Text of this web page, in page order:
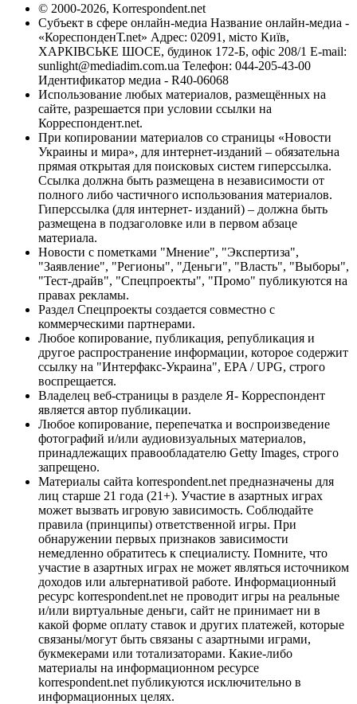
© 2000-2026, Korrespondent.net
Субъект в сфере онлайн-медиа Название онлайн-медиа -
«КореспонденТ.net» Адрес: 02091, місто Київ,
ХАРКІВСЬКЕ ШОСЕ, будинок 172-Б, офіс 208/1 E-mail:
sunlight@mediadim.com.ua Телефон: 044-205-43-00
Идентификатор медиа - R40-06068
Использование любых материалов, размещённых на
сайте, разрешается при условии ссылки на
Корреспондент.net.
При копировании материалов со страницы «Новости
Украины и мира», для интернет-изданий – обязательна
прямая открытая для поисковых систем гиперссылка.
Ссылка должна быть размещена в независимости от
полного либо частичного использования материалов.
Гиперссылка (для интернет- изданий) – должна быть
размещена в подзаголовке или в первом абзаце
материала.
Новости с пометками "Мнение", "Экспертиза",
"Заявление", "Регионы", "Деньги", "Власть", "Выборы",
"Тест-драйв", "Спецпроекты", "Промо" публикуются на
правах рекламы.
Раздел Спецпроекты создается совместно с
коммерческими партнерами.
Любое копирование, публикация, републикация и
другое распространение информации, которое содержит
ссылку на "Интерфакс-Украина", EPA / UPG, строго
воспрещается.
Владелец веб-страницы в разделе Я- Корреспондент
является автор публикации.
Любое копирование, перепечатка и воспроизведение
фотографий и/или аудиовизуальных материалов,
принадлежащих правообладателю Getty Images, строго
запрещено.
Материалы сайта korrespondent.net предназначены для
лиц старше 21 года (21+). Участие в азартных играх
может вызвать игровую зависимость. Соблюдайте
правила (принципы) ответственной игры. При
обнаружении первых признаков зависимости
немедленно обратитесь к специалисту. Помните, что
участие в азартных играх не может являться источником
доходов или альтернативой работе. Информационный
ресурс korrespondent.net не проводит игры на реальные
и/или виртуальные деньги, сайт не принимает ни в
какой форме оплату ставок и других платежей, которые
связаны/могут быть связаны с азартными играми,
букмекерами или тотализаторами. Какие-либо
материалы на информационном ресурсе
korrespondent.net публикуются исключительно в
информационных целях.